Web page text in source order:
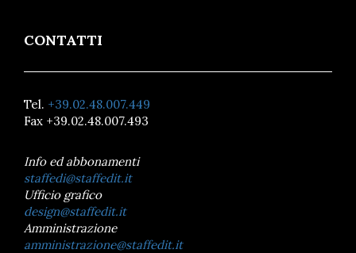
CONTATTI
Tel. +39.02.48.007.449
Fax +39.02.48.007.493
Info ed abbonamenti
staffedi@staffedit.it
Ufficio grafico
design@staffedit.it
Amministrazione
amministrazione@staffedit.it